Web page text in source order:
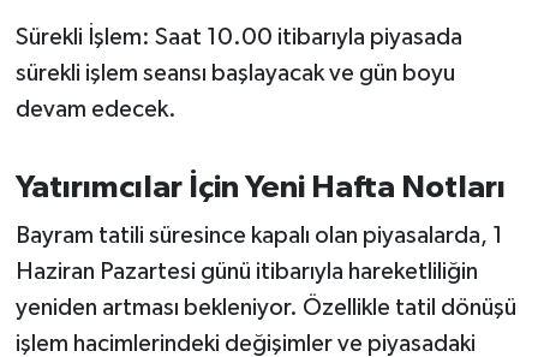
Sürekli İşlem: Saat 10.00 itibarıyla piyasada
sürekli işlem seansı başlayacak ve gün boyu
devam edecek.
Yatırımcılar İçin Yeni Hafta Notları
Bayram tatili süresince kapalı olan piyasalarda, 1
Haziran Pazartesi günü itibarıyla hareketliliğin
yeniden artması bekleniyor. Özellikle tatil dönüşü
işlem hacimlerindeki değişimler ve piyasadaki
Sındırgı
SPOR
TARİHTE BUGÜN
TEKNOLOJİ